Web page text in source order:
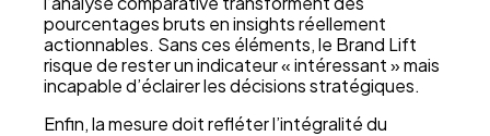
pourcentages bruts en insights réellement
actionnables. Sans ces éléments, le Brand Lift
risque de rester un indicateur « intéressant » mais
incapable d’éclairer les décisions stratégiques.
Enfin, la mesure doit refléter l’intégralité du